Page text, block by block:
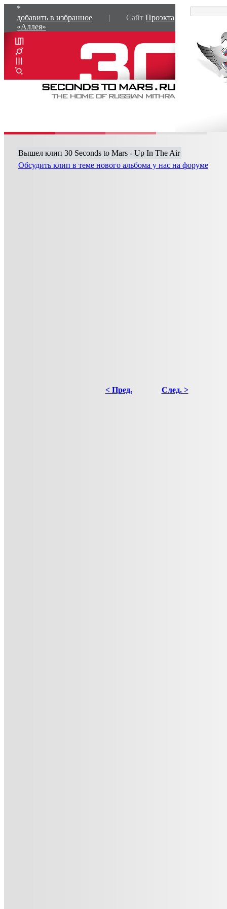
*
добавить в избранное
| Сайт Проэкта
«Аллея»
Вышел клип 30 Seconds to Mars - Up In The Air
Обсудить клип в теме нового альбома у нас на форуме
< Пред. След. >